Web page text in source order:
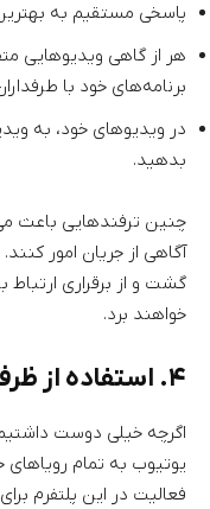
پاسخی مستقیم به
هر از گاهی ویدیوهایی
برنامه‌های خود با
در ویدیوهای خود، به
بدهید.
چنین ترفندهایی باعث
آگاهی از جریان امور
گشت و از برقراری ارتباط
خواهند برد.
۴. استفاده از ظرفیت‌های سایر پلتفرم‌ها
اگرچه خیلی دوست
یوتیوب به تمام
فعالیت در این پلتفرم